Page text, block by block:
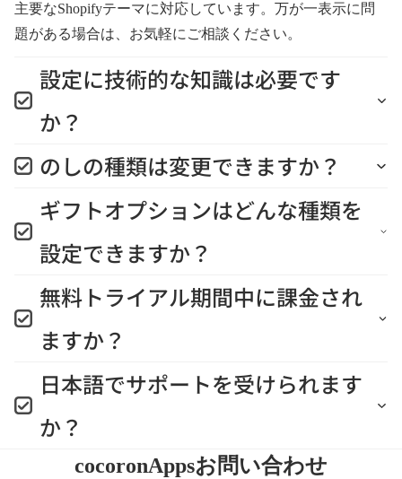
主要なShopifyテーマに対応しています。万が一表示に問
題がある場合は、お気軽にご相談ください。
設定に技術的な知識は必要です
か？
のしの種類は変更できますか？
ギフトオプションはどんな種類を
設定できますか？
無料トライアル期間中に課金され
ますか？
日本語でサポートを受けられます
か？
cocoronAppsお問い合わせ